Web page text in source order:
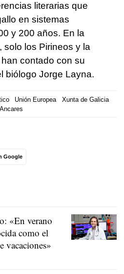
literarias que
en sistemas
y 200 años. En la
solo los Pirineos y la
contado con su
biólogo Jorge Layna.
Unión Europea
Xunta de Galicia
Google
«En verano
como el
vacaciones»